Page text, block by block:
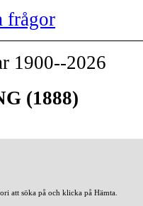
frågor
1900--2026
(1888)
att söka på och klicka på Hämta.